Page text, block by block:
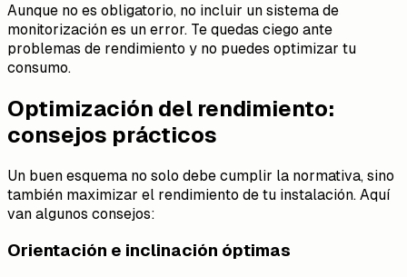
Aunque no es obligatorio, no incluir un sistema de
monitorización es un error. Te quedas ciego ante
problemas de rendimiento y no puedes optimizar tu
consumo.
Optimización del rendimiento:
consejos prácticos
Un buen esquema no solo debe cumplir la normativa, sino
también maximizar el rendimiento de tu instalación. Aquí
van algunos consejos:
Orientación e inclinación óptimas